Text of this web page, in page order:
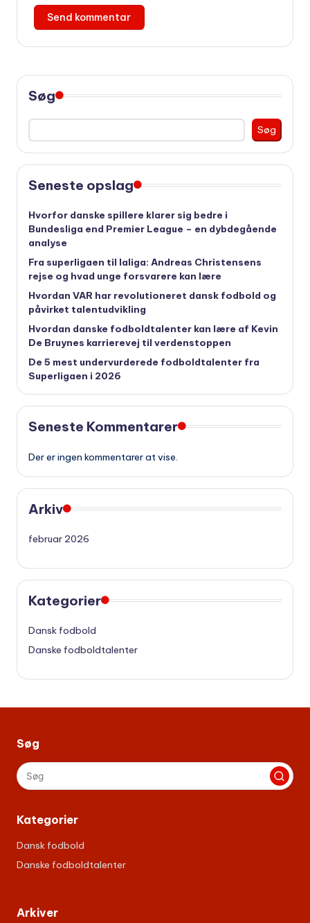
Søg
Søg
Seneste opslag
Hvorfor danske spillere klarer sig bedre i
Bundesliga end Premier League – en dybdegående
analyse
Fra superligaen til laliga: Andreas Christensens
rejse og hvad unge forsvarere kan lære
Hvordan VAR har revolutioneret dansk fodbold og
påvirket talentudvikling
Hvordan danske fodboldtalenter kan lære af Kevin
De Bruynes karrierevej til verdenstoppen
De 5 mest undervurderede fodboldtalenter fra
Superligaen i 2026
Seneste Kommentarer
Der er ingen kommentarer at vise.
Arkiv
februar 2026
Kategorier
Dansk fodbold
Danske fodboldtalenter
Søg
Kategorier
Dansk fodbold
Danske fodboldtalenter
Arkiver